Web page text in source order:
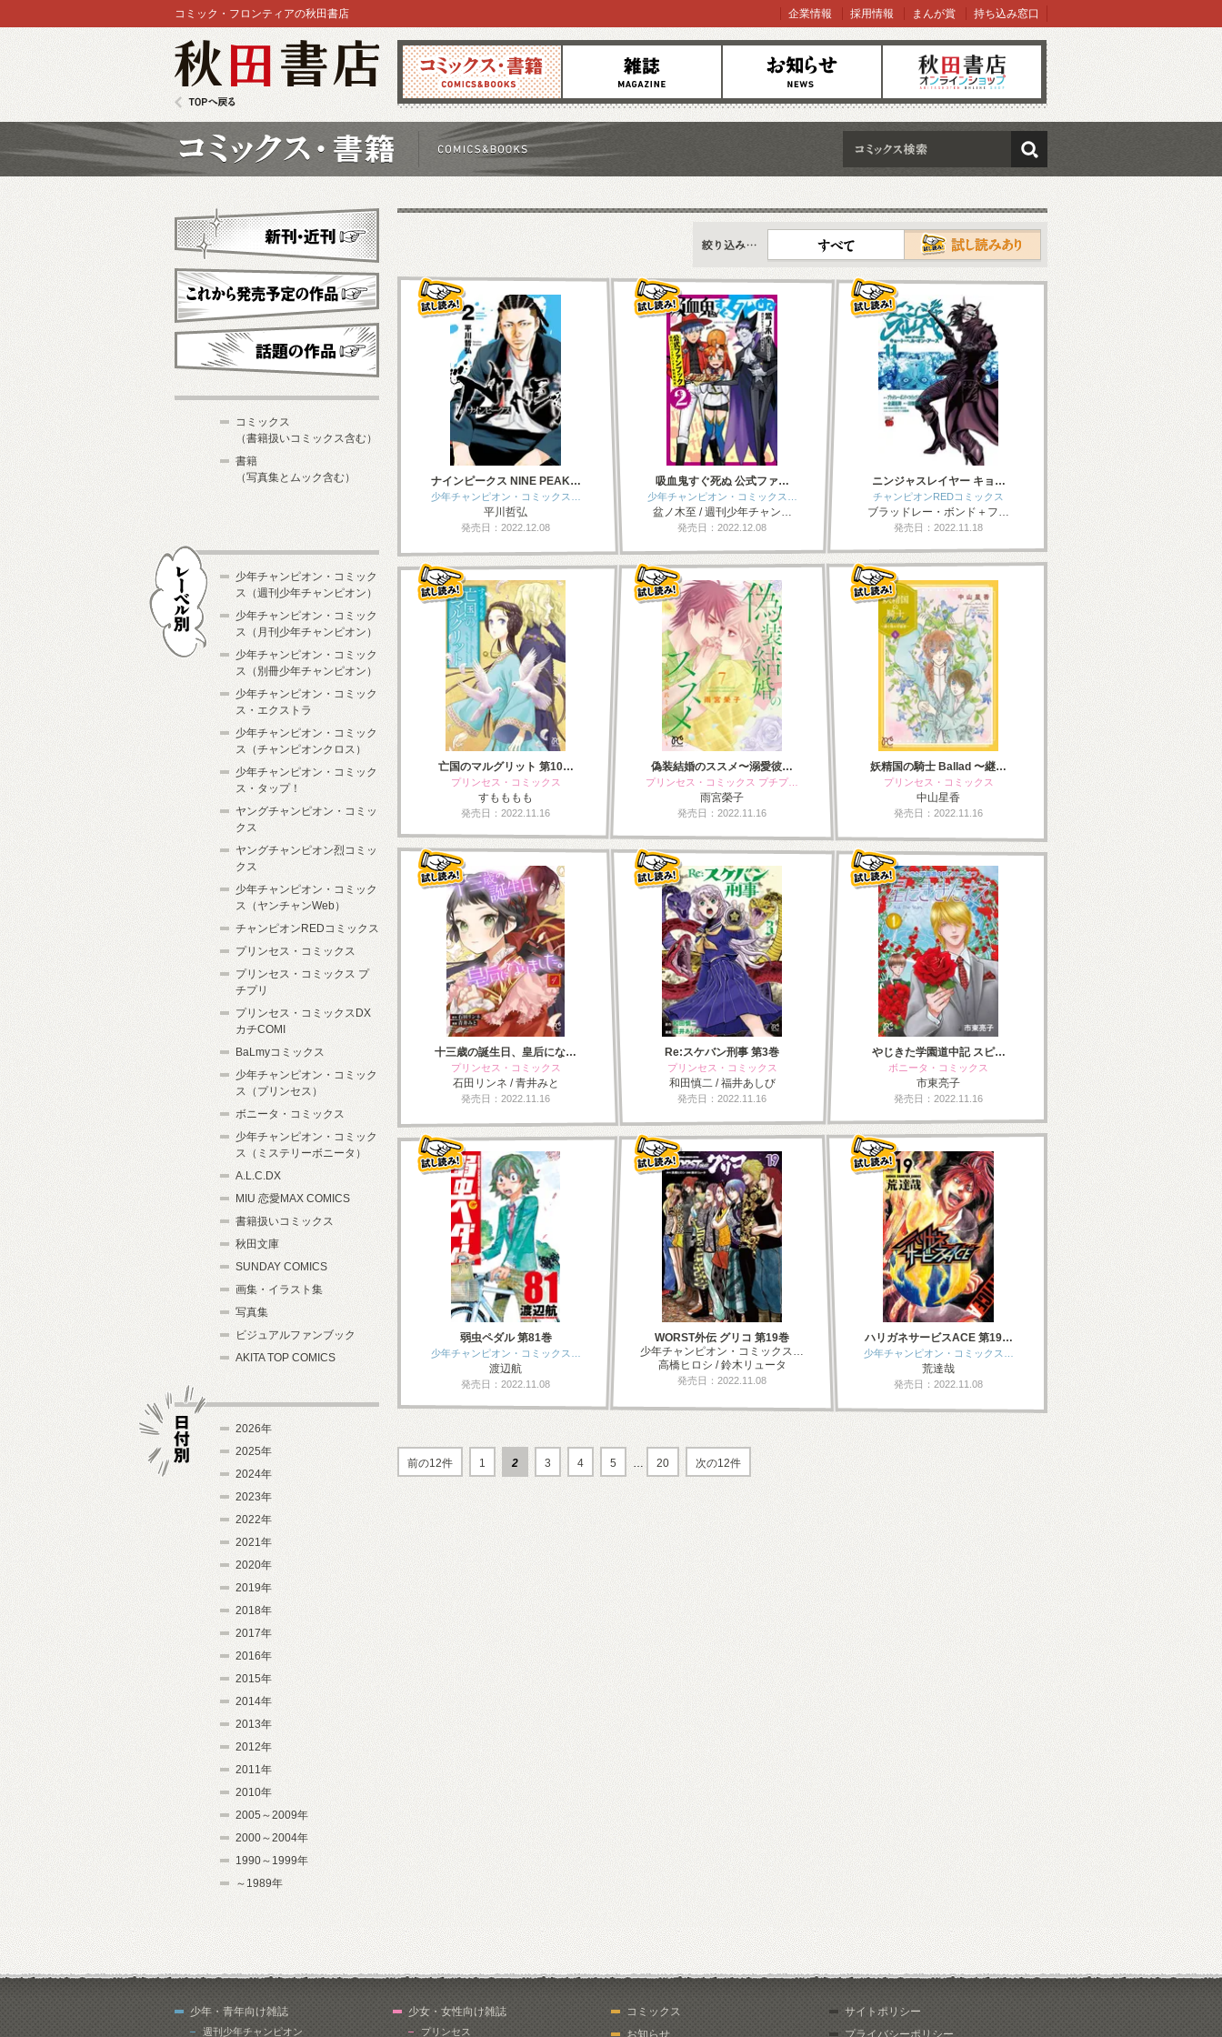
コミックス 雑誌 お知らせ オンラインショップ
コミック・フロンティアの秋田書店 企業情報 採用情報 まんが賞 持ち込み窓口
検索
新刊情報
すべて
ナインピークス NINE PEAK…
少年チャンピオン・コミックス…
平川哲弘
発売日：2022.12.08
吸血鬼すぐ死ぬ 公式ファ…
少年チャンピオン・コミックス…
盆ノ木至 / 週刊少年チャン…
発売日：2022.12.08
ニンジャスレイヤー キョ…
チャンピオンREDコミックス
ブラッドレー・ボンド＋フ…
発売日：2022.11.18
亡国のマルグリット 第10…
プリンセス・コミックス
すもももも
発売日：2022.11.16
偽装結婚のススメ〜溺愛彼…
プリンセス・コミックス プチプ…
雨宮榮子
発売日：2022.11.16
妖精国の騎士 Ballad 〜継…
プリンセス・コミックス
中山星香
発売日：2022.11.16
十三歳の誕生日、皇后にな…
プリンセス・コミックス
石田リンネ / 青井みと
発売日：2022.11.16
Re:スケバン刑事 第3巻
プリンセス・コミックス
和田慎二 / 福井あしび
発売日：2022.11.16
やじきた学園道中記 スピ…
ボニータ・コミックス
市東亮子
発売日：2022.11.16
弱虫ペダル 第81巻
少年チャンピオン・コミックス…
渡辺航
発売日：2022.11.08
WORST外伝 グリコ 第19巻
少年チャンピオン・コミックス…
高橋ヒロシ / 鈴木リュータ
発売日：2022.11.08
ハリガネサービスACE 第19…
少年チャンピオン・コミックス…
荒達哉
発売日：2022.11.08
前の12件 1 2 3 4 5 … 20 次の12件
新刊・近刊
これから発売予定
コミックス
（書籍扱いコミックス含む）
書籍
（写真集とムック含む）
少年チャンピオン・コミック
ス（週刊少年チャンピオン）
少年チャンピオン・コミック
ス（月刊少年チャンピオン）
少年チャンピオン・コミック
ス（別冊少年チャンピオン）
少年チャンピオン・コミック
ス・エクストラ
少年チャンピオン・コミック
ス（チャンピオンクロス）
少年チャンピオン・コミック
ス・タップ！
ヤングチャンピオン・コミッ
クス
ヤングチャンピオン烈コミッ
クス
少年チャンピオン・コミック
ス（ヤンチャンWeb）
チャンピオンREDコミックス
プリンセス・コミックス
プリンセス・コミックス プ
チプリ
プリンセス・コミックスDX
カチCOMI
BaLmyコミックス
少年チャンピオン・コミック
ス（プリンセス）
ボニータ・コミックス
少年チャンピオン・コミック
ス（ミステリーボニータ）
A.L.C.DX
MIU 恋愛MAX COMICS
書籍扱いコミックス
秋田文庫
SUNDAY COMICS
画集・イラスト集
写真集
ビジュアルファンブック
AKITA TOP COMICS
2026年
2025年
2024年
2023年
2022年
2021年
2020年
2019年
2018年
2017年
2016年
2015年
2014年
2013年
2012年
2011年
2010年
2005～2009年
2000～2004年
1990～1999年
～1989年
少年・青年向け雑誌
週刊少年チャンピオン
少女・女性向け雑誌
プリンセス
コミックス
お知らせ
サイトポリシー
プライバシーポリシー